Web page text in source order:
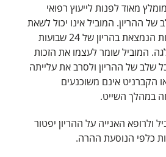
מומלץ מאוד לפנות לייעוץ רפואי
ההריון. המוביל אינו יכול לשאת
מטעמי בטיחות, נוסעות הנמצאת בהריון של 24 שבועות
המוביל שומר לעצמו את הזכות
שלב של ההריון ולסרב את עלייתה
הקברניט אינם משוכנעים
במהלך השייט.
ולרופא האנייה על ההריון יפטור
כלפי הנוסעת ההרה.